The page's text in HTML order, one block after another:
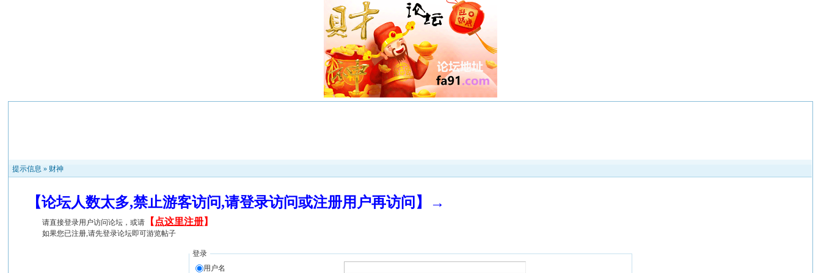
提示信息 » 财神
【论坛人数太多,禁止游客访问,请登录访问或注册用户再访问】→
请直接登录用户访问论坛，或请 【 点这里注册】
如果您已注册,请先登录论坛即可游览帖子
登录
用户名